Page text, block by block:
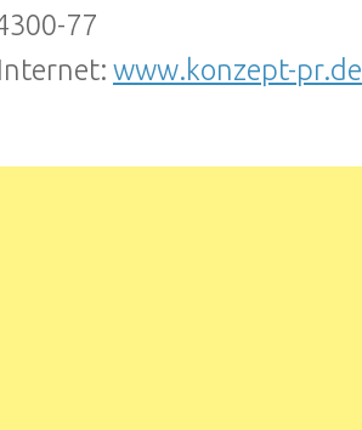
77
Internet: www.konzept-pr.de